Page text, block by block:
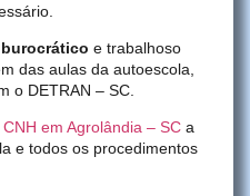
e trabalhoso
das aulas da autoescola,
o DETRAN – SC.
em Agrolândia – SC a
e todos os procedimentos